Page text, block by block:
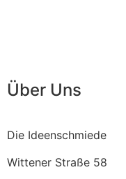
Über Uns
Die Ideenschmiede
Wittener Straße 58